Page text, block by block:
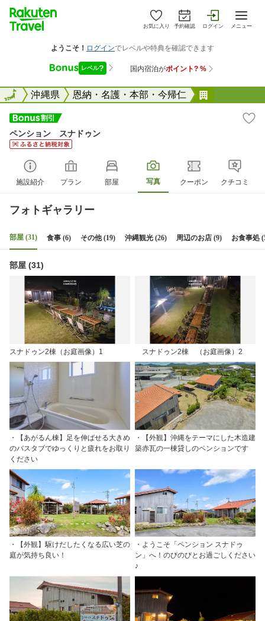
お気に入り 予約確認 ログイン メニュー
全国沖縄県 恩納・名護・本部・今帰仁
全国
ペンション スナドゥン
施設紹介 プラン 部屋 写真 クーポン クチコミ
フォトギャラリー
部屋 (31) 食事 (6) その他 (19) 沖縄観光 (26) 周辺のお店 (9) お食事処
部屋 (31)
スナドゥン2棟（お庭画像）1 スナドゥン2棟 （お庭画像）2
・【あがるん棟】足を伸ばせる大きめ
のバスタブでゆっくりと疲れをお取り
ください
・【外観】沖縄をテーマにした木造建
築赤瓦の一棟貸しのペンションです
・【外観】駆けだしたくなる広い芝の
庭が気持ち良い！
・ようこそ「ペンション スナドゥ
ン」へ！のびのびとお過ごしください
♪